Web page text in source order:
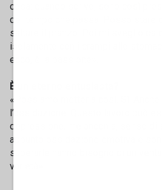
cosa: quando scrivo, sono così
del tempo che passa. Posso stare
saltare il pranzo. Poi mi sveglio da
isolamento con i crampi allo
ecco, è la passione».
È un eterno entusiasta?
«Possiamo metterla così. Sì. Anche
l’ossidazione. Questo lavoro può
depressione, melanconia, senso di
appunto ossidazione emotiva e
superarle hanno bisogno di un
varietà».